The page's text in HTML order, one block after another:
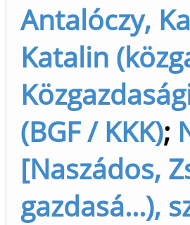
Antalóczy,
Katalin
(BGF / KKK);
[Naszádos,
gazdasá...),